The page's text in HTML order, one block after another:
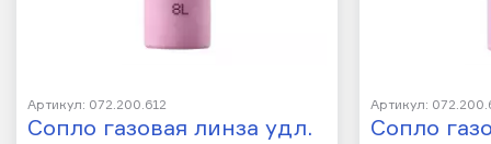
Артикул: 072.200.612
Сопло газовая линза удл.
Артикул:
Сопло